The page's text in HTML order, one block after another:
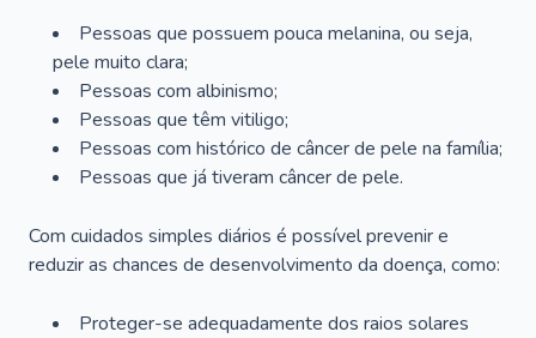
Pessoas que possuem pouca melanina, ou seja,
pele muito clara;
Pessoas com albinismo;
Pessoas que têm vitiligo;
Pessoas com histórico de câncer de pele na família;
Pessoas que já tiveram câncer de pele.
Com cuidados simples diários é possível prevenir e
reduzir as chances de desenvolvimento da doença, como:
Proteger-se adequadamente dos raios solares